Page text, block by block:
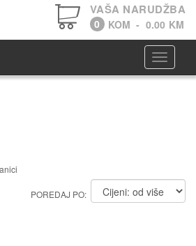
VAŠA NARUDŽBA
0 KOM - 0.00 KM
POREDAJ PO: